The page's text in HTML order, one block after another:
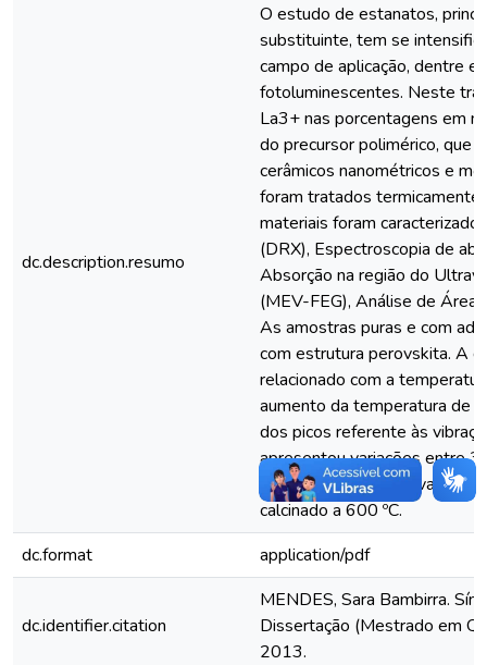
dc.description.resumo
O estudo de estanatos,
substituinte, tem se
campo de aplicação, dentre
fotoluminescentes. Neste
La3+ nas porcentagens em
do precursor polimérico, que
cerâmicos nanométricos e
foram tratados
materiais foram
(DRX), Espectroscopia de
Absorção na região do
(MEV-FEG), Análise de Área
As amostras puras e com
com estrutura perovskita. A
relacionado com a
aumento da temperatura de
dos picos referente às
apresentou variações entre
intensidade foi observada
calcinado a 600 ºC.
dc.format
application/pdf
dc.identifier.citation
MENDES, Sara Bambirra.
Dissertação (Mestrado em
2013.